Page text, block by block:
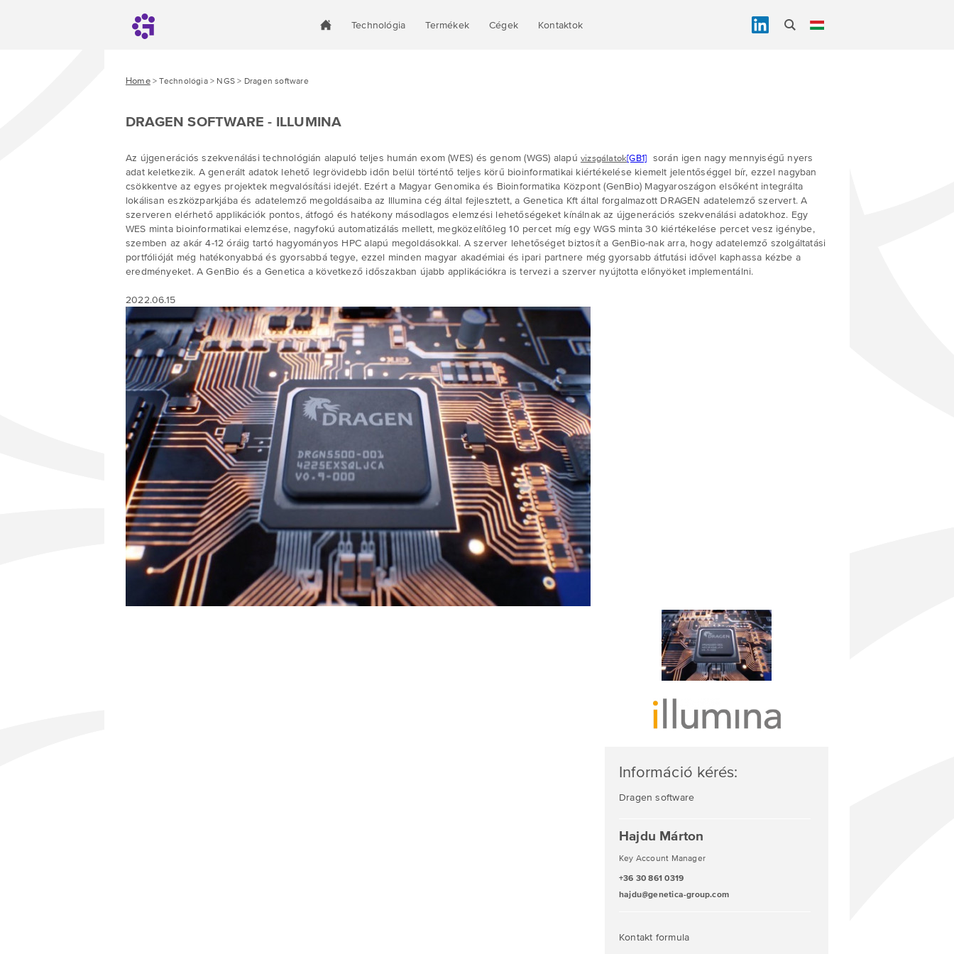
Technológia Termékek Cégek Kontaktok
Home> Technológia > NGS > Dragen software
DRAGEN SOFTWARE - ILLUMINA
Az újgenerációs szekvenálási technológián alapuló teljes humán exom (WES) és genom (WGS) alapú vizsgálatok[GB1] során igen nagy mennyiségű nyers
adat keletkezik. A generált adatok lehető legrövidebb időn belül történtő teljes körű bioinformatikai kiértékelése kiemelt jelentőséggel bír, ezzel nagyban
csökkentve az egyes projektek megvalósítási idejét. Ezért a Magyar Genomika és Bioinformatika Központ (GenBio) Magyaroszágon elsőként integrálta
lokálisan eszközparkjába és adatelemző megoldásaiba az Illumina cég által fejlesztett, a Genetica Kft által forgalmazott DRAGEN adatelemző szervert. A
szerveren elérhető applikációk pontos, átfogó és hatékony másodlagos elemzési lehetőségeket kínálnak az újgenerációs szekvenálási adatokhoz. Egy
WES minta bioinformatikai elemzése, nagyfokú automatizálás mellett, megközelítőleg 10 percet míg egy WGS minta 30 kiértékelése percet vesz igénybe,
szemben az akár 4-12 óráig tartó hagyományos HPC alapú megoldásokkal. A szerver lehetőséget biztosít a GenBio-nak arra, hogy adatelemző szolgáltatási
portfólióját még hatékonyabbá és gyorsabbá tegye, ezzel minden magyar akadémiai és ipari partnere még gyorsabb átfutási idővel kaphassa kézbe a
eredményeket. A GenBio és a Genetica a következő időszakban újabb applikációkra is tervezi a szerver nyújtotta előnyöket implementálni.
2022.06.15
Információ kérés:
Dragen software
Hajdu Márton
Key Account Manager
+36 30 861 0319
hajdu@genetica-group.com
Kontakt formula